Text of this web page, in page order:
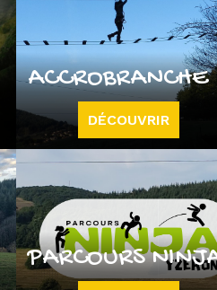
ACCROBRANCHE
DÉCOUVRIR
PARCOURS